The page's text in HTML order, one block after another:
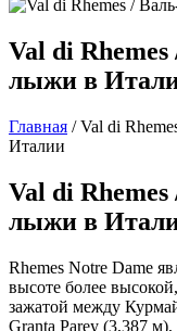
Val di
лыжи в
Главная / Val di
Италии
Val di
лыжи в
Rhemes Notre Dame
высоте более
зажатой между
Granta Parey (3,387